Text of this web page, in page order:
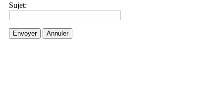
Sujet:
Envoyer Annuler